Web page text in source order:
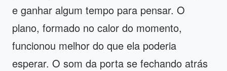
e ganhar algum tempo para pensar. O
plano, formado no calor do momento,
funcionou melhor do que ela poderia
esperar. O som da porta se fechando atrás